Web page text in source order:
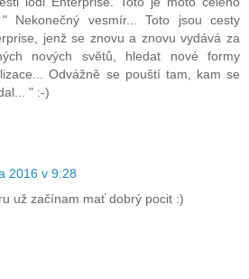
Nekonečný vesmír... Toto jsou cesty
jenž se znovu a znovu vydává za
nových světů, hledat nové formy
Odvážně se pouští tam, kam se
" :-)
2016 v 9:28
už začínam mať dobrý pocit :)